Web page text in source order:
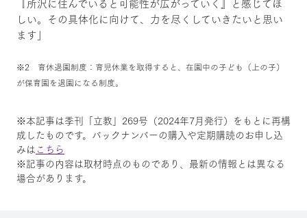
しい。その具体化に向けて、力を尽くしていきたいと思い
ます」
※2 育休退園制度：育児休業を取得すると、在園中の子ども（上の子）
が保育園を退園になる制度。
※本記事は季刊「立教」269号（2024年7月発行）をもとに再構
成したものです。バックナンバーの購入や定期購読のお申し込
みはこちら
※記事の内容は取材時点のものであり、最新の情報とは異なる
場合があります。